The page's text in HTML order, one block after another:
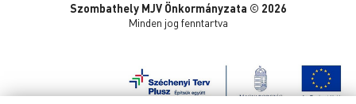
Szombathely MJV Önkormányzata © 2026
Minden jog fenntartva